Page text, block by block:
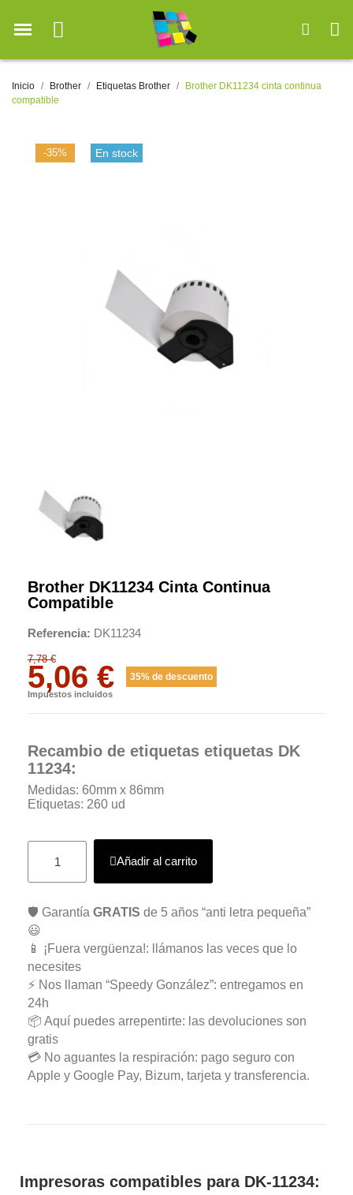
Inicio Brother Etiquetas Brother
Brother DK11234 cinta continua
compatible
-35% En stock
Brother DK11234 Cinta Continua
Compatible
Referencia DK11234
7,78 €
5,06 € 35% de descuento
Impuestos incluidos
Recambio de etiquetas etiquetas DK
11234:
Medidas: 60mm x 86mm
Etiquetas: 260 ud
Añadir al carrito
🛡️ Garantía GRATIS de 5 años “anti letra pequeña”
😃
📱 ¡Fuera vergüenza!: llámanos las veces que lo
necesites
⚡ Nos llaman “Speedy González”: entregamos en
24h
📦 Aquí puedes arrepentirte: las devoluciones son
gratis
💳 No aguantes la respiración: pago seguro con
Apple y Google Pay, Bizum, tarjeta y transferencia.
Impresoras compatibles para DK-11234: